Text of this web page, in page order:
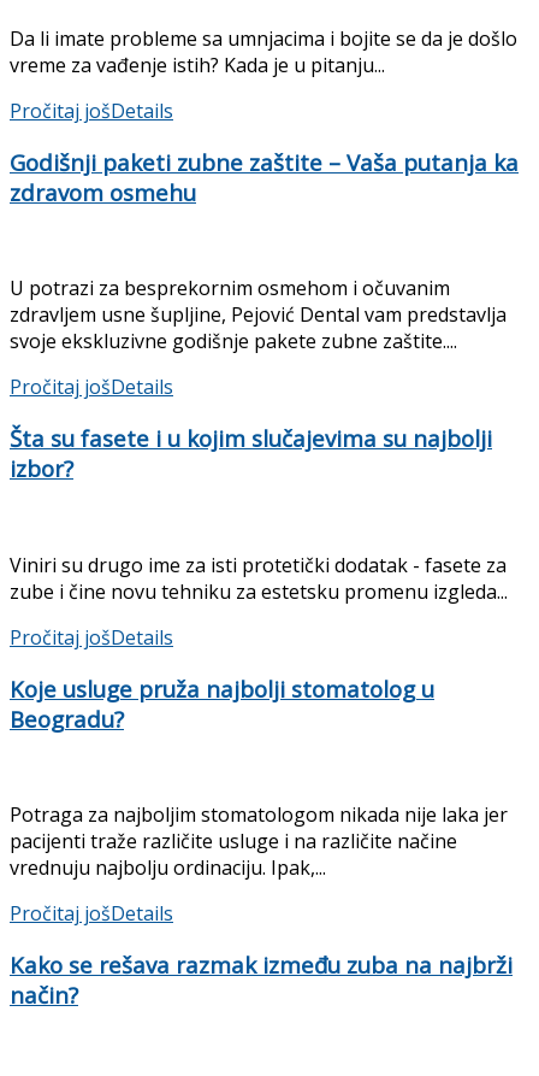
Da li imate probleme sa umnjacima i bojite se da je došlo
vreme za vađenje istih? Kada je u pitanju...
Pročitaj jošDetails
Godišnji paketi zubne zaštite – Vaša putanja ka
zdravom osmehu
U potrazi za besprekornim osmehom i očuvanim
zdravljem usne šupljine, Pejović Dental vam predstavlja
svoje ekskluzivne godišnje pakete zubne zaštite....
Pročitaj jošDetails
Šta su fasete i u kojim slučajevima su najbolji
izbor?
Viniri su drugo ime za isti protetički dodatak - fasete za
zube i čine novu tehniku za estetsku promenu izgleda...
Pročitaj jošDetails
Koje usluge pruža najbolji stomatolog u
Beogradu?
Potraga za najboljim stomatologom nikada nije laka jer
pacijenti traže različite usluge i na različite načine
vrednuju najbolju ordinaciju. Ipak,...
Pročitaj jošDetails
Kako se rešava razmak između zuba na najbrži
način?